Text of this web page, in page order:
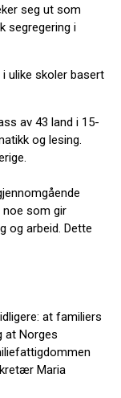
seg ut som
segregering i
ulike skoler basert
av 43 land i 15-
og lesing.
noe som gir
og arbeid. Dette
at familiers
at Norges
Maria